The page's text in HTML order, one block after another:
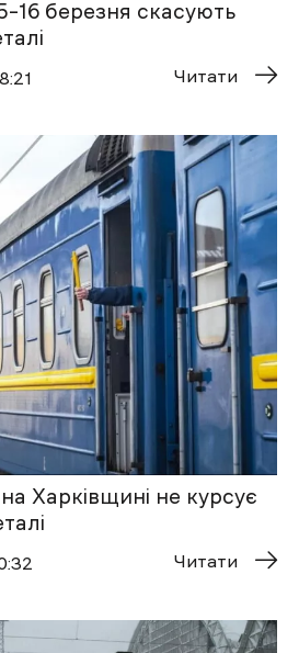
березня скасують
Читати
на Харківщині не курсує
Читати